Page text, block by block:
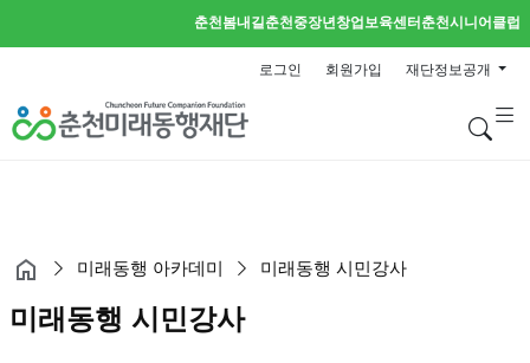
춘천봄내길춘천중장년창업보육센터 춘천시니어클럽
로그인 회원가입 재단정보공개
검
미래동행 아카데미 미래동행 시민강사
미래동행 시민강사